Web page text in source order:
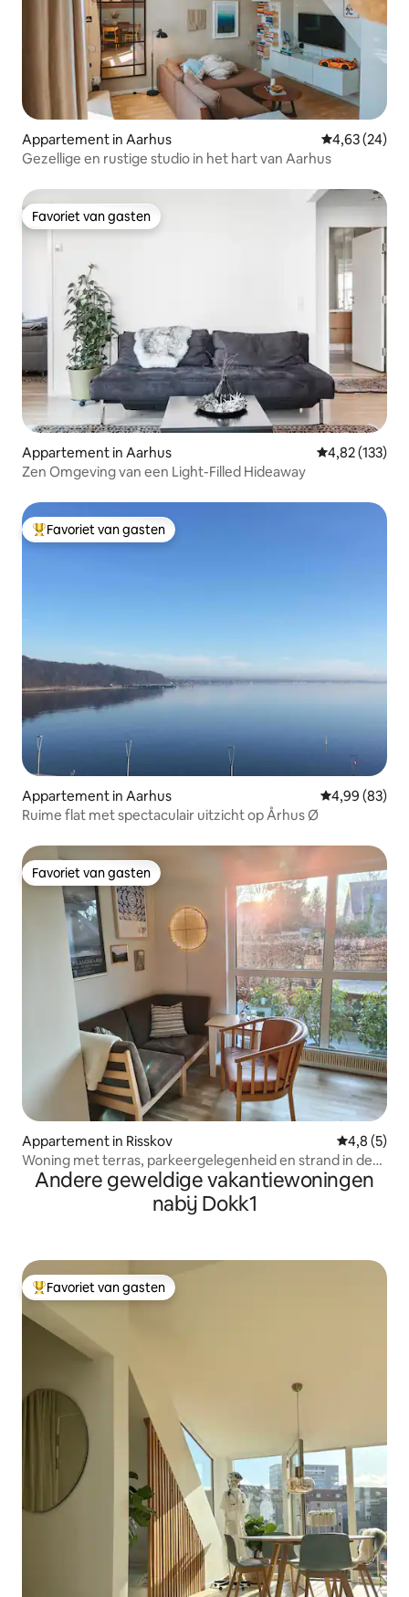
Appartement in Aarhus Gemiddelde
4,63 (24)
Gezellige en rustige studio in het hart van Aarhus
Favoriet van gasten
Favoriet van gasten
Appartement in Aarhus Gemiddelde
4,82 (133)
Zen Omgeving van een Light-Filled Hideaway
Topfavoriet van gasten
Favoriet van gasten
Appartement in Aarhus Gemiddelde
4,99 (83)
Ruime flat met spectaculair uitzicht op Århus Ø
Favoriet van gasten
Favoriet van gasten
Appartement in Risskov
4,8 (5)
Woning met terras, parkeergelegenheid en strand in de
buurt
Andere geweldige vakantiewoningen
nabij Dokk1
Topfavoriet van gasten
Favoriet van gasten